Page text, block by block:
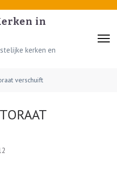
in
kerken en
verschuift